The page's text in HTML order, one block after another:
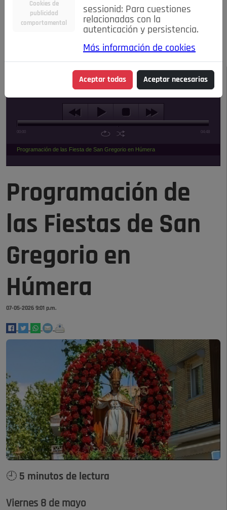
Entretenimiento
Estilo de Vida
Internacional
Madrid Opinión IN
Pozuelo de Alarcón
Salud 🔴 En Directo
NOTICIAS
Escucha el audio de esta noticia:
00:00 04:48
Programación de las Fiesta de San Gregorio en Húmera
Programación de
las Fiestas de San
Gregorio en
Húmera
07-05-2026 9:01 p.m.
🕘 5 minutos de lectura
Viernes 8 de mayo
Cookies de
publicidad
comportamental
sessionid: Para cuestiones
relacionadas con la
autenticación y persistencia.
Más información de cookies
Aceptar todas Aceptar necesarias